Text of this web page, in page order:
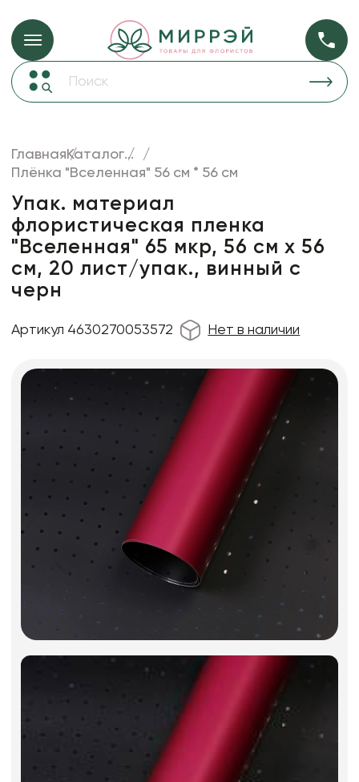
Упаковка для цветов и подарков Упаковка для
Коробки для цветов
Декор для дома
Лента
Товары для флористов
Пакеты для цветов и подарков
Декоративные вазы, кашпо
Изделия из металла
ГлавнаяКаталог...
Плёнка "Вселенная" 56 см * 56 см
Упак. материал
флористическая пленка
"Вселенная" 65 мкр, 56 см х 56
см, 20 лист/упак., винный с
черн
Артикул 4630270053572 Нет в наличии